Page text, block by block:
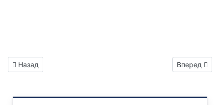
Предыдущий: Газета "Горловка.Сегодня" выпуск №374
Назад Следующий:
Вперед